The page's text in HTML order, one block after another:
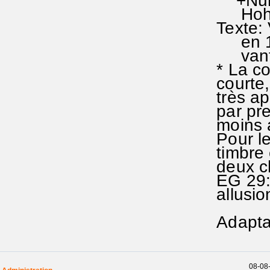
Texte:
en
* La
très
par
Pour
timbre
deux
EG
08-